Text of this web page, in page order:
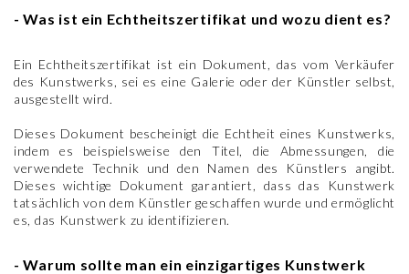
- Was ist ein Echtheitszertifikat und wozu dient es?
Ein Echtheitszertifikat ist ein Dokument, das vom Verkäufer
des Kunstwerks, sei es eine Galerie oder der Künstler selbst,
ausgestellt wird.
Dieses Dokument bescheinigt die Echtheit eines Kunstwerks,
indem es beispielsweise den Titel, die Abmessungen, die
verwendete Technik und den Namen des Künstlers angibt.
Dieses wichtige Dokument garantiert, dass das Kunstwerk
tatsächlich von dem Künstler geschaffen wurde und ermöglicht
es, das Kunstwerk zu identifizieren.
- Warum sollte man ein einzigartiges Kunstwerk